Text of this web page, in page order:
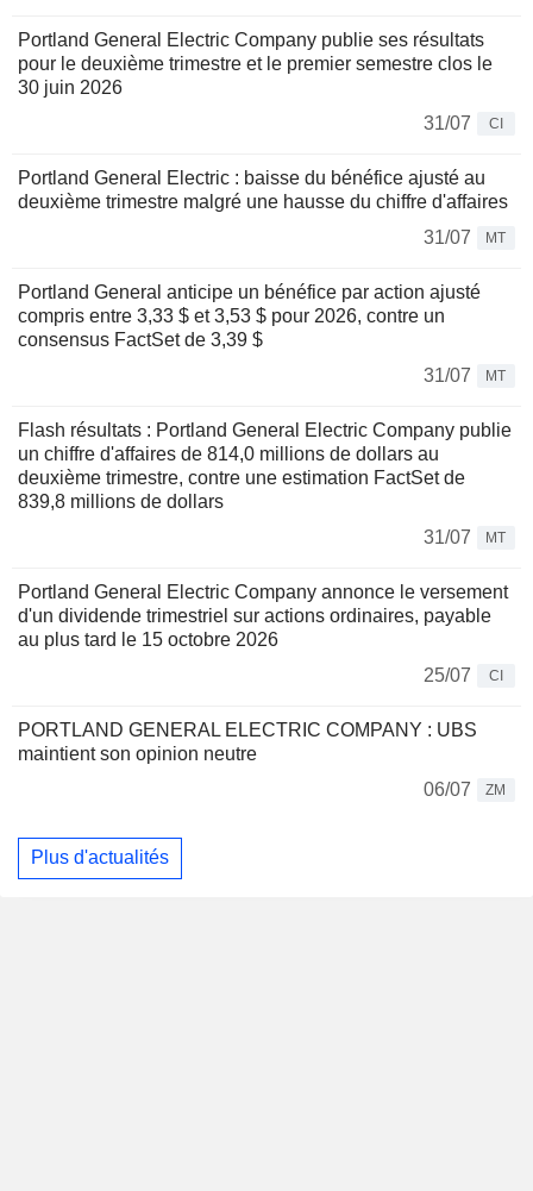
Portland General Electric Company publie ses résultats
pour le deuxième trimestre et le premier semestre clos le
30 juin 2026
31/07
CI
Portland General Electric : baisse du bénéfice ajusté au
deuxième trimestre malgré une hausse du chiffre d'affaires
31/07
MT
Portland General anticipe un bénéfice par action ajusté
compris entre 3,33 $ et 3,53 $ pour 2026, contre un
consensus FactSet de 3,39 $
31/07
MT
Flash résultats : Portland General Electric Company publie
un chiffre d'affaires de 814,0 millions de dollars au
deuxième trimestre, contre une estimation FactSet de
839,8 millions de dollars
31/07
MT
Portland General Electric Company annonce le versement
d'un dividende trimestriel sur actions ordinaires, payable
au plus tard le 15 octobre 2026
25/07
CI
PORTLAND GENERAL ELECTRIC COMPANY : UBS
maintient son opinion neutre
06/07
ZM
Plus d'actualités